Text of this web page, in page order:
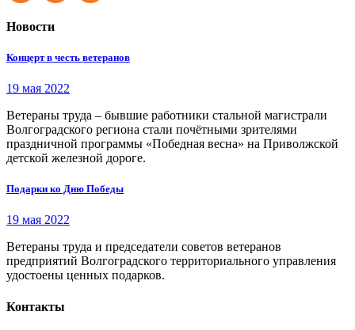
Новости
Концерт в честь ветеранов
19 мая 2022
Ветераны труда – бывшие работники стальной магистрали
Волгоградского региона стали почётными зрителями
праздничной программы «Победная весна» на Приволжской
детской железной дороге.
Подарки ко Дню Победы
19 мая 2022
Ветераны труда и председатели советов ветеранов
предприятий Волгоградского территориального управления
удостоены ценных подарков.
Контакты